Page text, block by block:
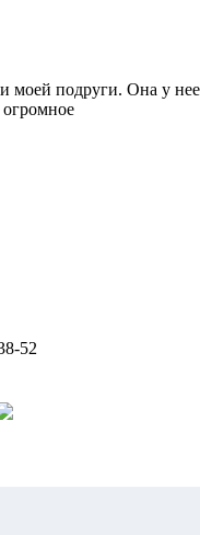
моей подруги. Она у
52